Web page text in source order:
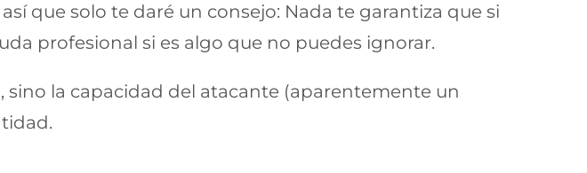
que solo te daré un consejo: Nada te garantiza que si
profesional si es algo que no puedes ignorar.
la capacidad del atacante (aparentemente un